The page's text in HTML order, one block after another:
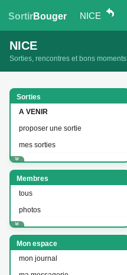
SortirBouger NICE
NICE
Sorties, rencontres et bons moments
Sorties
A VENIR
proposer une sortie
mes sorties
Membres
tous
photos
Mon espace
mon journal